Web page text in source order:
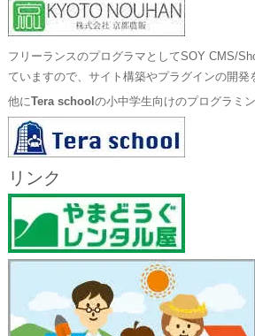
フリーランスのプログラマとしてSOY CMS/
ていますので、サイト構築やプラグインの開発
他にTera school の小中学生向けのプログラミ
リンク